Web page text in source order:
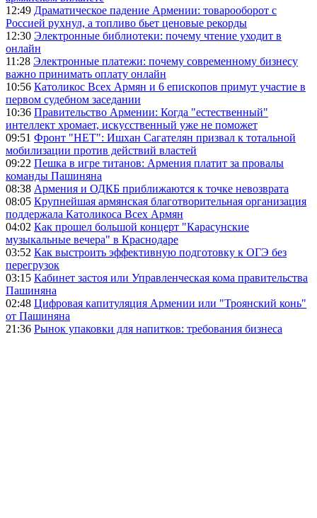
12:49 Драматическое падение Армении: товарооборот с
Россией рухнул, а топливо бьет ценовые рекорды
12:30 Электронные библиотеки: почему чтение уходит в
онлайн
11:28 Электронные платежи: почему современному бизнесу
важно принимать оплату онлайн
10:56 Католикос Всех Армян и 6 епископов примут участие в
первом судебном заседании
10:36 Правительство Армении: Когда "естественный"
интеллект хромает, искусственный уже не поможет
09:51 Фронт "НЕТ": Ишхан Сагателян призвал к тотальной
мобилизации против действий властей
09:22 Пешка в игре титанов: Армения платит за провалы
команды Пашиняна
08:38 Армения и ОДКБ приближаются к точке невозврата
08:05 Крупнейшая армянская благотворительная организация
поддержала Католикоса Всех Армян
04:02 Как прошел большой концерт "Карасунские
музыкальные вечера" в Краснодаре
03:52 Как выстроить эффективную подготовку к ОГЭ без
перегрузок
03:15 Кабинет застоя или Управленческая кома правительства
Пашиняна
02:48 Цифровая капитуляция Армении или "Троянский конь"
от Пашиняна
21:36 Рынок упаковки для напитков: требования бизнеса